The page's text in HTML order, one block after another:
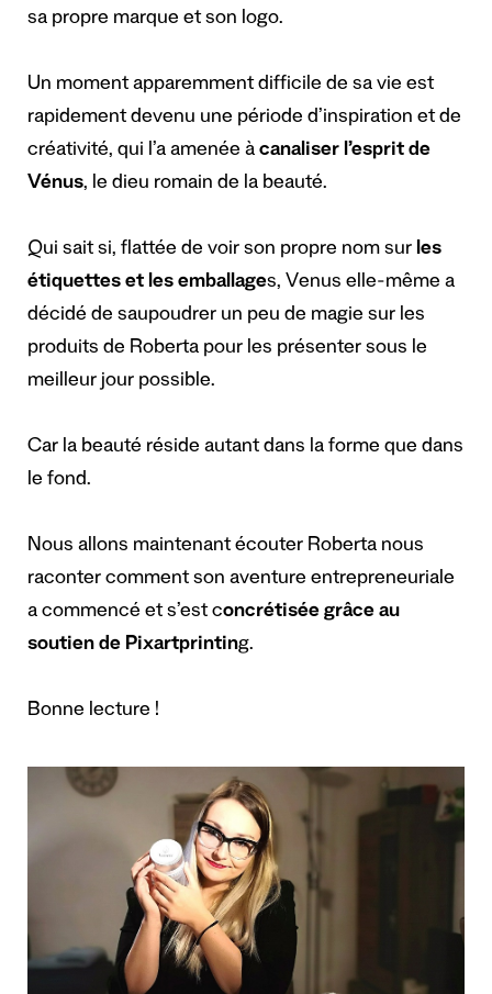
sa propre marque et son logo.
Un moment apparemment difficile de sa vie est
rapidement devenu une période d’inspiration et de
créativité, qui l’a amenée à canaliser l’esprit de
Vénus, le dieu romain de la beauté.
Qui sait si, flattée de voir son propre nom sur les
étiquettes et les emballages, Venus elle-même a
décidé de saupoudrer un peu de magie sur les
produits de Roberta pour les présenter sous le
meilleur jour possible.
Car la beauté réside autant dans la forme que dans
le fond.
Nous allons maintenant écouter Roberta nous
raconter comment son aventure entrepreneuriale
a commencé et s’est concrétisée grâce au
soutien de Pixartprinting.
Bonne lecture !